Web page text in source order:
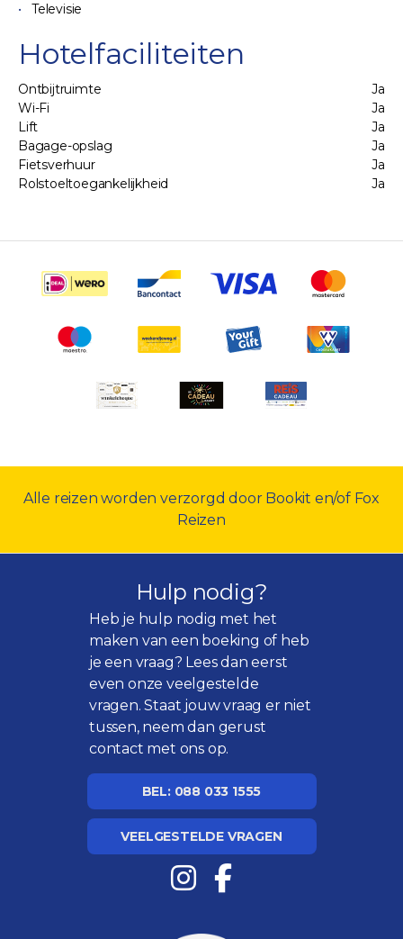
Televisie
Hotelfaciliteiten
Ontbijtruimte
Ja
Wi-Fi
Ja
Lift
Ja
Bagage-opslag
Ja
Fietsverhuur
Ja
Rolstoeltoegankelijkheid
Ja
Alle reizen worden verzorgd door Bookit en/of Fox
Reizen
Hulp nodig?
Heb je hulp nodig met het
maken van een boeking of heb
je een vraag? Lees dan eerst
even onzeveelgestelde
vragen. Staat jouw vraag er niet
tussen, neem dan gerust
contact met ons op.
BEL: 088 033 1555
VEELGESTELDE VRAGEN